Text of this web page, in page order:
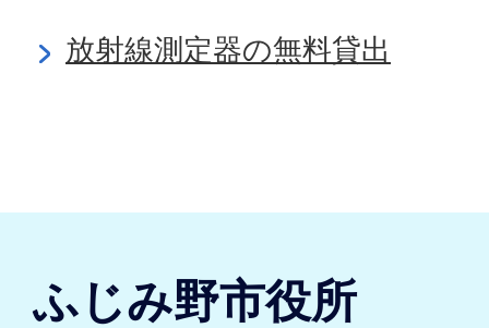
放射線測定器の無料貸出
ふじみ野市役所